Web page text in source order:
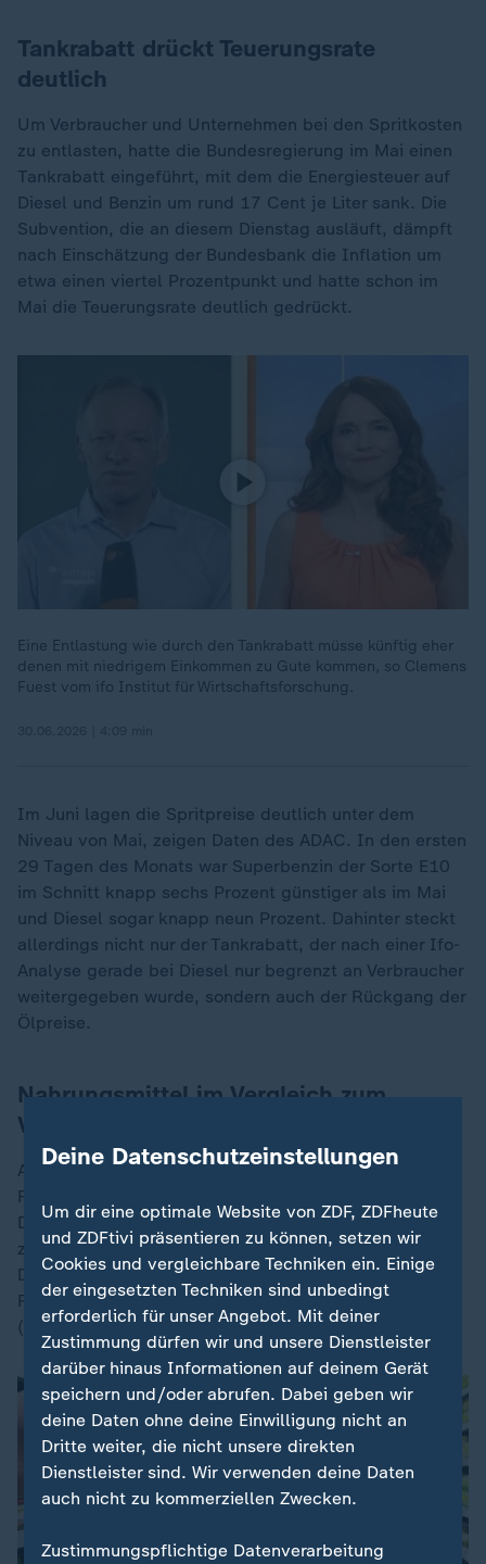
Tankrabatt drückt Teuerungsrate
deutlich
Um Verbraucher und Unternehmen bei den Spritkosten
zu entlasten, hatte die Bundesregierung im Mai einen
Tankrabatt eingeführt, mit dem die Energiesteuer auf
Diesel und Benzin um rund 17 Cent je Liter sank. Die
Subvention, die an diesem Dienstag ausläuft, dämpft
nach Einschätzung der Bundesbank die Inflation um
etwa einen viertel Prozentpunkt und hatte schon im
Mai die Teuerungsrate deutlich gedrückt.
Eine Entlastung wie durch den Tankrabatt müsse künftig eher
denen mit niedrigem Einkommen zu Gute kommen, so Clemens
Fuest vom ifo Institut für Wirtschaftsforschung.
Im Juni lagen die Spritpreise deutlich unter dem
Niveau von Mai, zeigen Daten des ADAC. In den ersten
29 Tagen des Monats war Superbenzin der Sorte E10
im Schnitt knapp sechs Prozent günstiger als im Mai
und Diesel sogar knapp neun Prozent. Dahinter steckt
allerdings nicht nur der Tankrabatt, der nach einer Ifo-
Analyse gerade bei Diesel nur begrenzt an Verbraucher
weitergegeben wurde, sondern auch der Rückgang der
Ölpreise.
Nahrungsmittel im Vergleich zum
Vorjahresmonat teurer
An anderer Stelle stiegen die Preise für Verbraucher.
Für Nahrungsmittel mussten die Menschen in
Deutschland im Juni laut Statistik 0,4 Prozent mehr
zahlen als ein Jahr zuvor - ebenso wie im Mai.
Dienstleistungen, zu denen Restaurantbesuche und
Reisen zählen, verteuerten sich erneut um 3,1 Prozent
(Mai: 3,1 Prozent).
Deine Datenschutzeinstellungen
Um dir eine optimale Website von ZDF, ZDFheute
und ZDFtivi präsentieren zu können, setzen wir
Cookies und vergleichbare Techniken ein. Einige
der eingesetzten Techniken sind unbedingt
erforderlich für unser Angebot. Mit deiner
Zustimmung dürfen wir und unsere Dienstleister
darüber hinaus Informationen auf deinem Gerät
speichern und/oder abrufen. Dabei geben wir
deine Daten ohne deine Einwilligung nicht an
Dritte weiter, die nicht unsere direkten
Dienstleister sind. Wir verwenden deine Daten
auch nicht zu kommerziellen Zwecken.
Zustimmungspflichtige Datenverarbeitung